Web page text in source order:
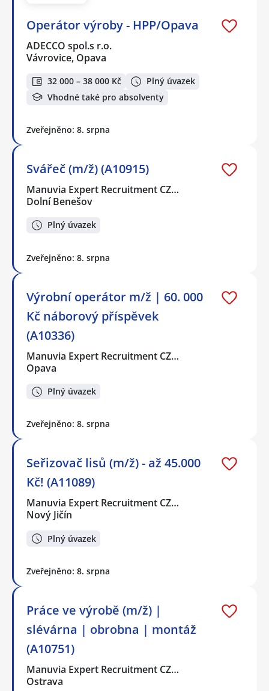
Operátor výroby - HPP/Opava
ADECCO spol.s r.o.
Vávrovice, Opava
32 000 – 38 000 Kč
Plný úvazek
Vhodné také pro absolventy
Zveřejněno: 8. srpna
Svářeč (m/ž) (A10915)
Manuvia Expert Recruitment CZ…
Dolní Benešov
Plný úvazek
Zveřejněno: 8. srpna
Výrobní operátor m/ž | 60. 000
Kč náborový příspěvek
(A10336)
Manuvia Expert Recruitment CZ…
Opava
Plný úvazek
Zveřejněno: 8. srpna
Seřizovač lisů (m/ž) - až 45.000
Kč! (A11089)
Manuvia Expert Recruitment CZ…
Nový Jičín
Plný úvazek
Zveřejněno: 8. srpna
Práce ve výrobě (m/ž) |
slévárna | obrobna | montáž
(A10751)
Manuvia Expert Recruitment CZ…
Ostrava